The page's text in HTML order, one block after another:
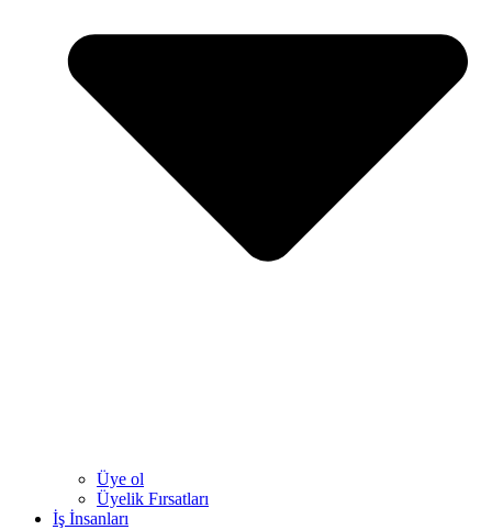
Üye ol
Üyelik Fırsatları
İş İnsanları